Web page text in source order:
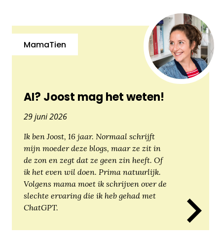
AI? Joost mag het weten!
MamaTien
29 juni 2026
Ik ben Joost, 16 jaar. Normaal schrijft
mijn moeder deze blogs, maar ze zit in
de zon en zegt dat ze geen zin heeft. Of
ik het even wil doen. Prima natuurlijk.
Volgens mama moet ik schrijven over de
slechte ervaring die ik heb gehad met
ChatGPT.